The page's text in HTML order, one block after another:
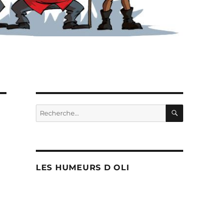
Recherche
pour :
LES HUMEURS D OLI